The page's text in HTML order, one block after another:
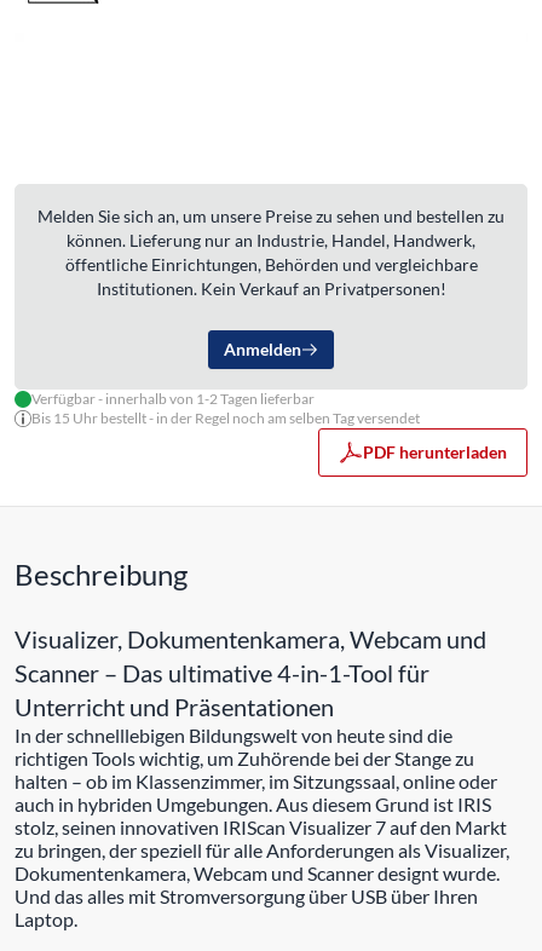
Melden Sie sich an, um unsere Preise zu sehen und bestellen zu
können. Lieferung nur an Industrie, Handel, Handwerk,
öffentliche Einrichtungen, Behörden und vergleichbare
Institutionen. Kein Verkauf an Privatpersonen!
Anmelden
Verfügbar - innerhalb von 1-2 Tagen lieferbar
Bis 15 Uhr bestellt - in der Regel noch am selben Tag versendet
PDF herunterladen
Beschreibung
Visualizer, Dokumentenkamera, Webcam und
Scanner – Das ultimative 4-in-1-Tool für
Unterricht und Präsentationen
In der schnelllebigen Bildungswelt von heute sind die
richtigen Tools wichtig, um Zuhörende bei der Stange zu
halten – ob im Klassenzimmer, im Sitzungssaal, online oder
auch in hybriden Umgebungen. Aus diesem Grund ist IRIS
stolz, seinen innovativen IRIScan Visualizer 7 auf den Markt
zu bringen, der speziell für alle Anforderungen als Visualizer,
Dokumentenkamera, Webcam und Scanner designt wurde.
Und das alles mit Stromversorgung über USB über Ihren
Laptop.